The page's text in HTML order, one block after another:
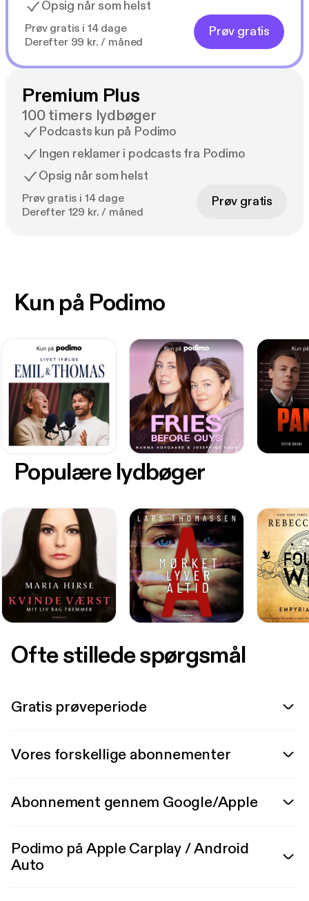
Opsig når som helst
Prøv gratis i 14 dage
Derefter 99 kr. / måned
Prøv gratis
Premium Plus
100 timers lydbøger
Podcasts kun på Podimo
Ingen reklamer i podcasts fra Podimo
Opsig når som helst
Prøv gratis i 14 dage
Derefter 129 kr. / måned
Prøv gratis
Kun på Podimo
Populære lydbøger
Ofte stillede spørgsmål
Gratis prøveperiode
Vores forskellige abonnementer
Abonnement gennem Google/Apple
Podimo på Apple Carplay / Android
Auto